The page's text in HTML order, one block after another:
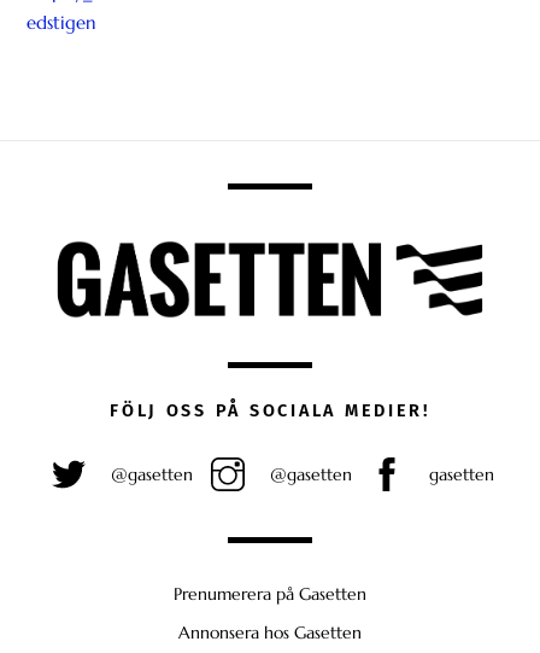
FÖLJ OSS PÅ SOCIALA MEDIER!
@gasetten @gasetten gasetten
Prenumerera på Gasetten
Annonsera hos Gasetten